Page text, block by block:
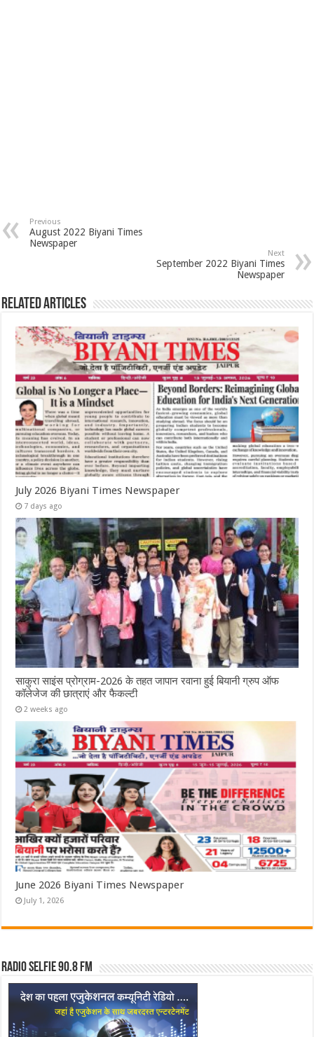
Previous
August 2022 Biyani Times
Newspaper
Next
September 2022 Biyani Times
Newspaper
Related Articles
July 2026 Biyani Times Newspaper
7 days ago
साकुरा साइंस प्रोग्राम-2026 के तहत जापान रवाना हुई बियानी ग्रुप ऑफ
कॉलेजेज की छात्राएं और फैकल्टी
2 weeks ago
June 2026 Biyani Times Newspaper
July 1, 2026
Radio Selfie 90.8 FM